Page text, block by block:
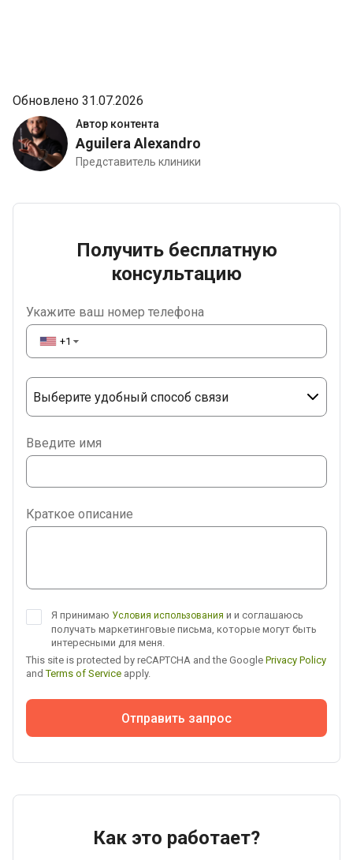
Автор контента
Aguilera Alexandro
Представитель клиники
Обновлено 31.07.2026
Получить бесплатную
консультацию
Укажите ваш номер телефона
+1 ▼
Выберите удобный способ связи
Telegram
Введите имя
Краткое описание
Я принимаю Условия использования и и соглашаюсь
получать маркетинговые письма, которые могут быть
интересными для меня.
This site is protected by reCAPTCHA and the Google Privacy Policy
andTerms of Service apply.
Отправить запрос
Как это работает?